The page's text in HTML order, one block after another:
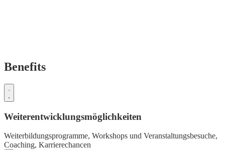
Benefits
Weiterentwicklungsmöglichkeiten
Weiterbildungsprogramme, Workshops und Veranstaltungsbesuche,
Coaching, Karrierechancen